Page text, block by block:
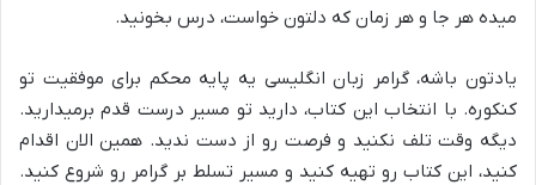
میده هر جا و هر زمان که دلتون خواست، درس بخونید.
یادتون باشه، گرامر زبان انگلیسی یه پایه محکم برای موفقیت تو
کنکوره. با انتخاب این کتاب، دارید تو مسیر درست قدم برمیدارید.
دیگه وقت تلف نکنید و فرصت رو از دست ندید. همین الان اقدام
کنید، این کتاب رو تهیه کنید و مسیر تسلط بر گرامر رو شروع کنید.